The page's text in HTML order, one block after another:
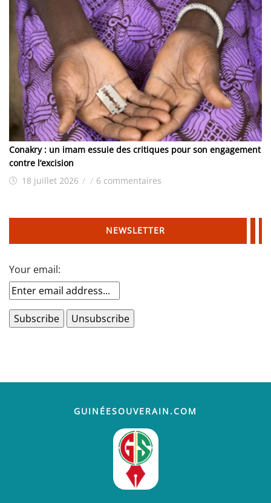
Conakry : un imam essuie des critiques pour son engagement
contre l’excision
18 juillet 2026 / / 6 commentaires
NEWSLETTER
Your email:
GUINÉESOUVERAIN.COM